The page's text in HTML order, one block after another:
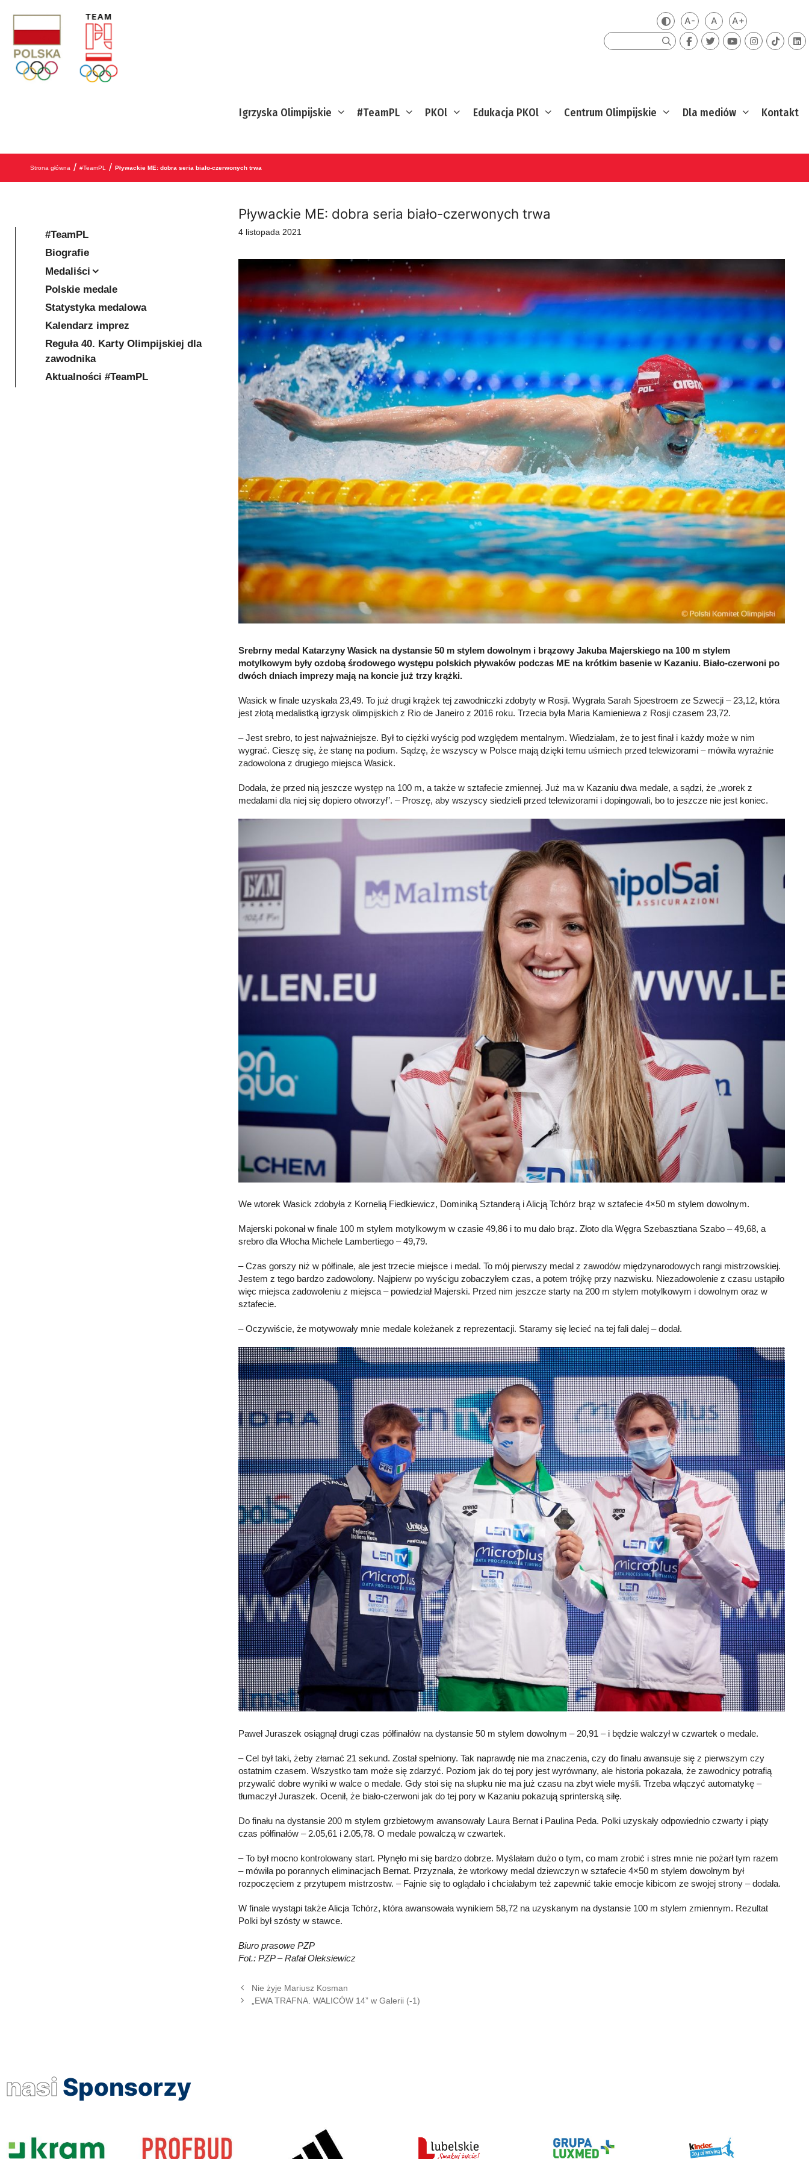
Zmień kontrast
A-Mniejsza czcionka
ADomyślna czcionka
A+Większa
Szukaj
Igrzyska Olimpijskie #TeamPL PKOl Edukacja PKOl Centrum Olimpijskie Dla mediów Kontakt
Strona główna / #TeamPL / Pływackie ME: dobra seria biało-czerwonych trwa
Pływackie ME: dobra seria biało-czerwonych trwa
4 listopada 2021
Srebrny medal Katarzyny Wasick na dystansie 50 m stylem dowolnym i brązowy Jakuba Majerskiego na 100 m stylem
motylkowym były ozdobą środowego występu polskich pływaków podczas ME na krótkim basenie w Kazaniu. Biało-czerwoni po
dwóch dniach imprezy mają na koncie już trzy krążki.
Wasick w finale uzyskała 23,49. To już drugi krążek tej zawodniczki zdobyty w Rosji. Wygrała Sarah Sjoestroem ze Szwecji – 23,12, która
jest złotą medalistką igrzysk olimpijskich z Rio de Janeiro z 2016 roku. Trzecia była Maria Kamieniewa z Rosji czasem 23,72.
– Jest srebro, to jest najważniejsze. Był to ciężki wyścig pod względem mentalnym. Wiedziałam, że to jest finał i każdy może w nim
wygrać. Cieszę się, że stanę na podium. Sądzę, że wszyscy w Polsce mają dzięki temu uśmiech przed telewizorami – mówiła wyraźnie
zadowolona z drugiego miejsca Wasick.
Dodała, że przed nią jeszcze występ na 100 m, a także w sztafecie zmiennej. Już ma w Kazaniu dwa medale, a sądzi, że „worek z
medalami dla niej się dopiero otworzył”. – Proszę, aby wszyscy siedzieli przed telewizorami i dopingowali, bo to jeszcze nie jest koniec.
We wtorek Wasick zdobyła z Kornelią Fiedkiewicz, Dominiką Sztanderą i Alicją Tchórz brąz w sztafecie 4×50 m stylem dowolnym.
Majerski pokonał w finale 100 m stylem motylkowym w czasie 49,86 i to mu dało brąz. Złoto dla Węgra Szebasztiana Szabo – 49,68, a
srebro dla Włocha Michele Lambertiego – 49,79.
– Czas gorszy niż w półfinale, ale jest trzecie miejsce i medal. To mój pierwszy medal z zawodów międzynarodowych rangi mistrzowskiej.
Jestem z tego bardzo zadowolony. Najpierw po wyścigu zobaczyłem czas, a potem trójkę przy nazwisku. Niezadowolenie z czasu ustąpiło
więc miejsca zadowoleniu z miejsca – powiedział Majerski. Przed nim jeszcze starty na 200 m stylem motylkowym i dowolnym oraz w
sztafecie.
– Oczywiście, że motywowały mnie medale koleżanek z reprezentacji. Staramy się lecieć na tej fali dalej – dodał.
Paweł Juraszek osiągnął drugi czas półfinałów na dystansie 50 m stylem dowolnym – 20,91 – i będzie walczył w czwartek o medale.
– Cel był taki, żeby złamać 21 sekund. Został spełniony. Tak naprawdę nie ma znaczenia, czy do finału awansuje się z pierwszym czy
ostatnim czasem. Wszystko tam może się zdarzyć. Poziom jak do tej pory jest wyrównany, ale historia pokazała, że zawodnicy potrafią
przywalić dobre wyniki w walce o medale. Gdy stoi się na słupku nie ma już czasu na zbyt wiele myśli. Trzeba włączyć automatykę –
tłumaczył Juraszek. Ocenił, że biało-czerwoni jak do tej pory w Kazaniu pokazują sprinterską siłę.
Do finału na dystansie 200 m stylem grzbietowym awansowały Laura Bernat i Paulina Peda. Polki uzyskały odpowiednio czwarty i piąty
czas półfinałów – 2.05,61 i 2.05,78. O medale powalczą w czwartek.
– To był mocno kontrolowany start. Płynęło mi się bardzo dobrze. Myślałam dużo o tym, co mam zrobić i stres mnie nie pożarł tym razem
– mówiła po porannych eliminacjach Bernat. Przyznała, że wtorkowy medal dziewczyn w sztafecie 4×50 m stylem dowolnym był
rozpoczęciem z przytupem mistrzostw. – Fajnie się to oglądało i chciałabym też zapewnić takie emocje kibicom ze swojej strony – dodała.
W finale wystąpi także Alicja Tchórz, która awansowała wynikiem 58,72 na uzyskanym na dystansie 100 m stylem zmiennym. Rezultat
Polki był szósty w stawce.
Biuro prasowe PZP
Fot.: PZP – Rafał Oleksiewicz
Nie żyje Mariusz Kosman
„EWA TRAFNA. WALICÓW 14” w Galerii (-1)
#TeamPL
Biografie
Medaliści
Polskie medale
Statystyka medalowa
Kalendarz imprez
Reguła 40. Karty Olimpijskiej dla
zawodnika
Aktualności #TeamPL
nasi Sponsorzy